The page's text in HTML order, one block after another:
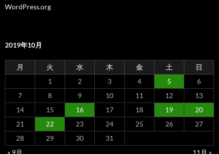
WordPress.org
2019年10月
月 火 水 木 金 土
日
1
2 3 4 5
6
7
8 9 10 11 12
13
14
15 16 17 18 19
20
21
22 23 24 25 26
27
28
29 30
31